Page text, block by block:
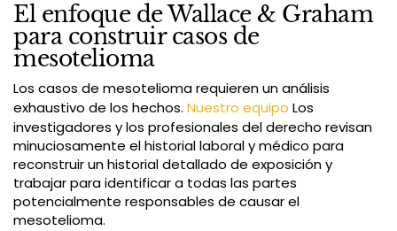
El enfoque de Wallace & Graham
para construir casos de
mesotelioma
Los casos de mesotelioma requieren un análisis
exhaustivo de los hechos. Nuestro equipo Los
investigadores y los profesionales del derecho revisan
minuciosamente el historial laboral y médico para
reconstruir un historial detallado de exposición y
trabajar para identificar a todas las partes
potencialmente responsables de causar el
mesotelioma.